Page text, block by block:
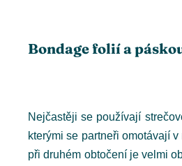
Bondage folií a
Nejčastěji se používají
kterými se partneři omotávají
při druhém obtočení je velmi